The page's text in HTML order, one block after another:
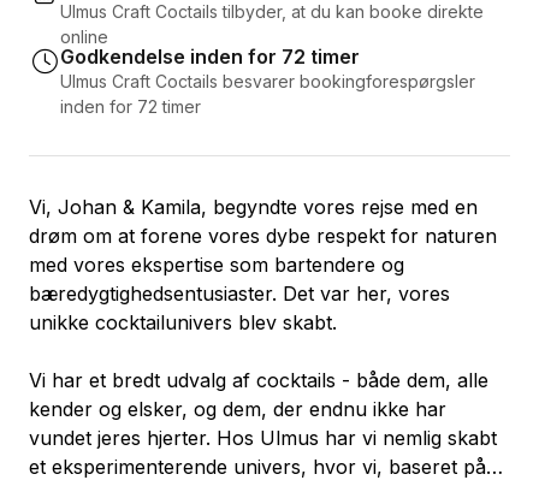
Ulmus Craft Coctails tilbyder, at du kan booke direkte
online
Godkendelse inden for 72 timer
Ulmus Craft Coctails besvarer bookingforespørgsler
inden for 72 timer
Vi, Johan & Kamila, begyndte vores rejse med en
drøm om at forene vores dybe respekt for naturen
med vores ekspertise som bartendere og
bæredygtighedsentusiaster. Det var her, vores
unikke cocktailunivers blev skabt.
Vi har et bredt udvalg af cocktails - både dem, alle
kender og elsker, og dem, der endnu ikke har
vundet jeres hjerter. Hos Ulmus har vi nemlig skabt
et eksperimenterende univers, hvor vi, baseret på